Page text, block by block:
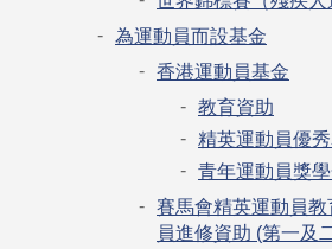
為運動員而設基金
香港運動員基金
教育資助
精英運動員優
青年運動員獎
賽馬會精英運動員
員進修資助 (第一及